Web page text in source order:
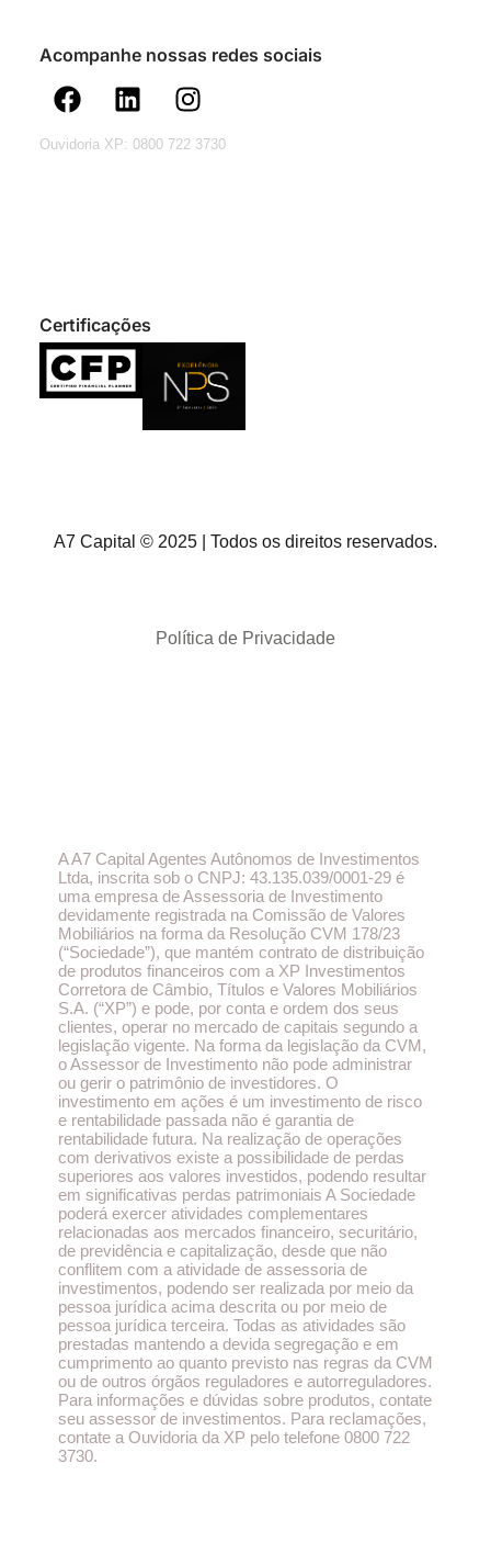
Acompanhe nossas redes sociais
Ouvidoria XP: 0800 722 3730
Certificações
A7 Capital © 2025 | Todos os direitos reservados.
Política de Privacidade
A A7 Capital Agentes Autônomos de Investimentos
Ltda, inscrita sob o CNPJ: 43.135.039/0001-29 é
uma empresa de Assessoria de Investimento
devidamente registrada na Comissão de Valores
Mobiliários na forma da Resolução CVM 178/23
(“Sociedade”), que mantém contrato de distribuição
de produtos financeiros com a XP Investimentos
Corretora de Câmbio, Títulos e Valores Mobiliários
S.A. (“XP”) e pode, por conta e ordem dos seus
clientes, operar no mercado de capitais segundo a
legislação vigente. Na forma da legislação da CVM,
o Assessor de Investimento não pode administrar
ou gerir o patrimônio de investidores. O
investimento em ações é um investimento de risco
e rentabilidade passada não é garantia de
rentabilidade futura. Na realização de operações
com derivativos existe a possibilidade de perdas
superiores aos valores investidos, podendo resultar
em significativas perdas patrimoniais A Sociedade
poderá exercer atividades complementares
relacionadas aos mercados financeiro, securitário,
de previdência e capitalização, desde que não
conflitem com a atividade de assessoria de
investimentos, podendo ser realizada por meio da
pessoa jurídica acima descrita ou por meio de
pessoa jurídica terceira. Todas as atividades são
prestadas mantendo a devida segregação e em
cumprimento ao quanto previsto nas regras da CVM
ou de outros órgãos reguladores e autorreguladores.
Para informações e dúvidas sobre produtos, contate
seu assessor de investimentos. Para reclamações,
contate a Ouvidoria da XP pelo telefone 0800 722
3730.​